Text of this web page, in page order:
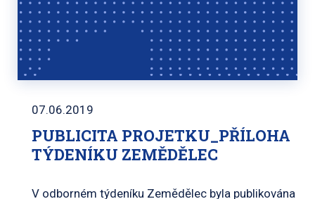
07.06.2019
PUBLICITA PROJETKU_PŘÍLOHA
TÝDENÍKU ZEMĚDĚLEC
V odborném týdeníku Zemědělec byla publikována